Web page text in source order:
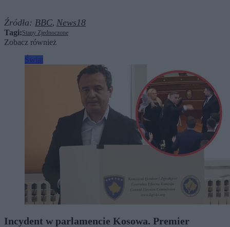
Źródła: BBC, News18
Tagi:Stany Zjednoczone
Zobacz również
Incydent w parlamencie Kosowa. Premier